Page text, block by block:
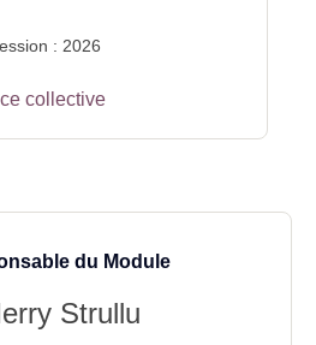
: 2026
collective
du Module
Strullu